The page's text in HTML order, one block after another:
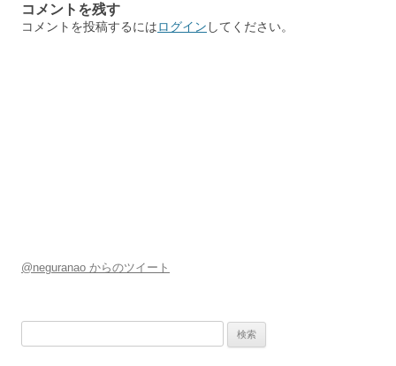
ゲ
コメントを残す
コメントを投稿するにはログイン してください。
@neguranao からのツイート